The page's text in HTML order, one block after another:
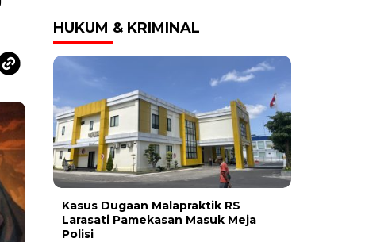
HUKUM & KRIMINAL
Kasus Dugaan Malapraktik RS
Larasati Pamekasan Masuk Meja
Polisi